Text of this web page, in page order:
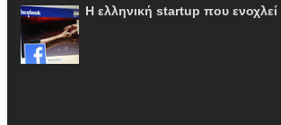
Η ελληνική startup που